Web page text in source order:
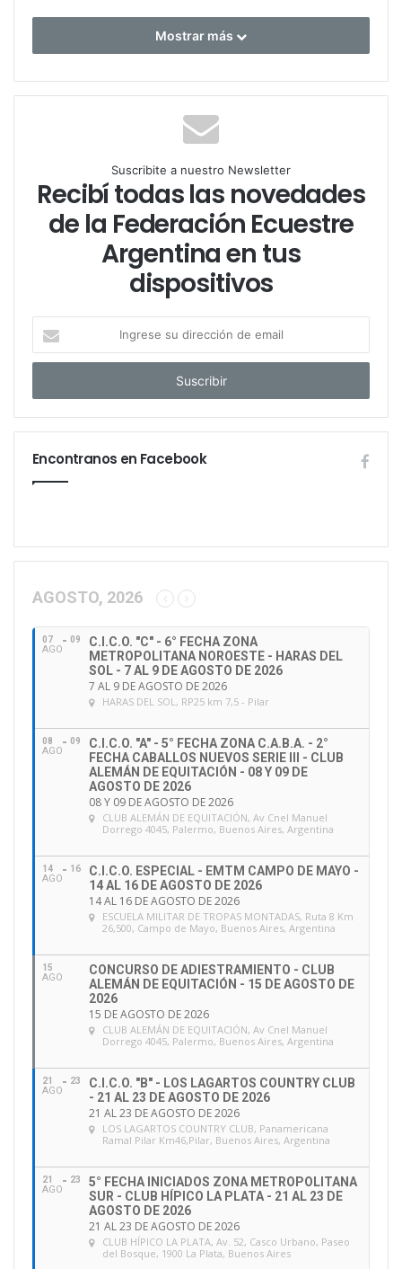
Mostrar más
Suscribite a nuestro Newsletter
Recibí todas las novedades
de la Federación Ecuestre
Argentina en tus
dispositivos
g
e
s
s
e
c
ó
Encontranos en Facebook
AGOSTO, 2026
07
AGO
09
C.I.C.O. "C" - 6° FECHA ZONA
METROPOLITANA NOROESTE - HARAS DEL
SOL - 7 AL 9 DE AGOSTO DE 2026
7 AL 9 DE AGOSTO DE 2026
HARAS DEL SOL, RP25 km 7,5 - Pilar
08
AGO
09
C.I.C.O. "A" - 5° FECHA ZONA C.A.B.A. - 2°
FECHA CABALLOS NUEVOS SERIE III - CLUB
ALEMÁN DE EQUITACIÓN - 08 Y 09 DE
AGOSTO DE 2026
08 Y 09 DE AGOSTO DE 2026
CLUB ALEMÁN DE EQUITACIÓN, Av Cnel Manuel
Dorrego 4045, Palermo, Buenos Aires, Argentina
14
AGO
16
C.I.C.O. ESPECIAL - EMTM CAMPO DE MAYO -
14 AL 16 DE AGOSTO DE 2026
14 AL 16 DE AGOSTO DE 2026
ESCUELA MILITAR DE TROPAS MONTADAS, Ruta 8 Km
26,500, Campo de Mayo, Buenos Aires, Argentina
15
AGO
CONCURSO DE ADIESTRAMIENTO - CLUB
ALEMÁN DE EQUITACIÓN - 15 DE AGOSTO DE
2026
15 DE AGOSTO DE 2026
CLUB ALEMÁN DE EQUITACIÓN, Av Cnel Manuel
Dorrego 4045, Palermo, Buenos Aires, Argentina
21
AGO
23
C.I.C.O. "B" - LOS LAGARTOS COUNTRY CLUB
- 21 AL 23 DE AGOSTO DE 2026
21 AL 23 DE AGOSTO DE 2026
LOS LAGARTOS COUNTRY CLUB, Panamericana
Ramal Pilar Km46,Pilar, Buenos Aires, Argentina
21
AGO
23
5° FECHA INICIADOS ZONA METROPOLITANA
SUR - CLUB HÍPICO LA PLATA - 21 AL 23 DE
AGOSTO DE 2026
21 AL 23 DE AGOSTO DE 2026
CLUB HÍPICO LA PLATA, Av. 52, Casco Urbano, Paseo
del Bosque, 1900 La Plata, Buenos Aires